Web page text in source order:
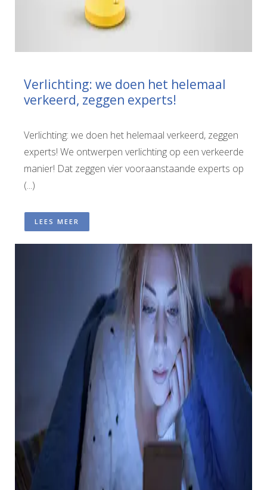
Verlichting: we doen het helemaal
verkeerd, zeggen experts!
Verlichting: we doen het helemaal verkeerd, zeggen
experts! We ontwerpen verlichting op een verkeerde
manier! Dat zeggen vier vooraanstaande experts op
(...)
LEES MEER